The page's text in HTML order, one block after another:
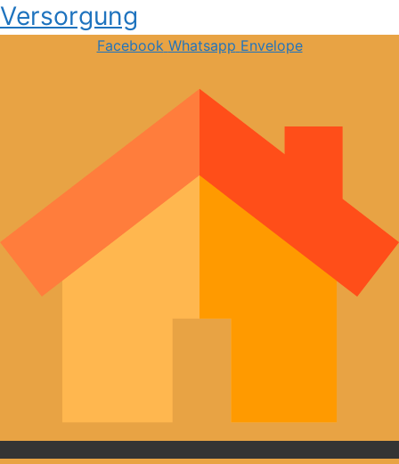
Versorgung
Facebook Whatsapp Envelope